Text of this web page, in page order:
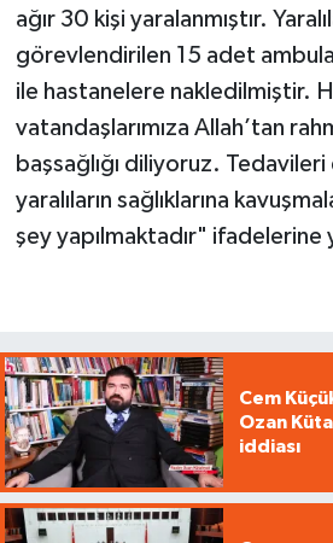
ağır 30 kişi yaralanmıştır.
görevlendirilen 15 adet
ile hastanelere nakledilmiştir.
vatandaşlarımıza Allah’tan
başsağlığı diliyoruz.
yaralıların sağlıklarına
şey yapılmaktadır" ifadelerine
Cem
Ozan
iddiası